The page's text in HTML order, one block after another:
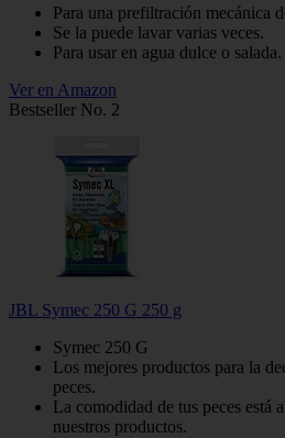
Para una prefiltración mecánica
Se la puede lavar varias veces.
Para usar en agua dulce o salada.
Ver en Amazon
Bestseller No. 2
JBL Symec 250 G 250 g
Symec 250 G
Los mejores productos para la
peces.
La comodidad de tus peces está
nuestros productos.